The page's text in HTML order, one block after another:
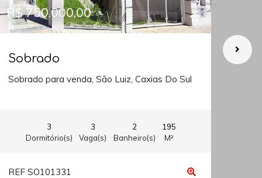
R$ 750.000,00
Sobrado
Sobrado para venda, São Luiz, Caxias Do Sul
3
Dormitório(s)
3
Vaga(s)
2
Banheiro(s)
195
M²
REF SO101331